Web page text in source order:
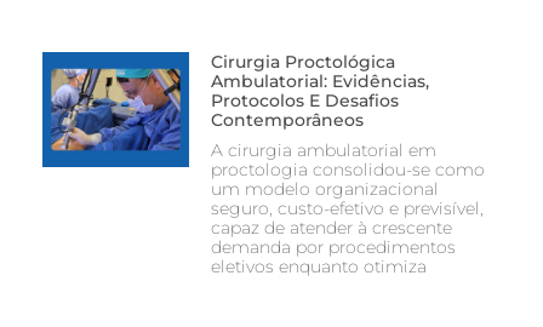
Cirurgia Proctológica
Ambulatorial: Evidências,
Protocolos E Desafios
Contemporâneos
A cirurgia ambulatorial em
proctologia consolidou-se como
um modelo organizacional
seguro, custo-efetivo e previsível,
capaz de atender à crescente
demanda por procedimentos
eletivos enquanto otimiza